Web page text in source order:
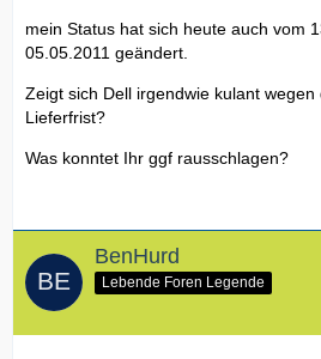
mein Status hat sich heute auch vom
05.05.2011 geändert.
Zeigt sich Dell irgendwie kulant
Lieferfrist?
Was konntet Ihr ggf rausschlagen?
BenHurd
Lebende Foren Legende